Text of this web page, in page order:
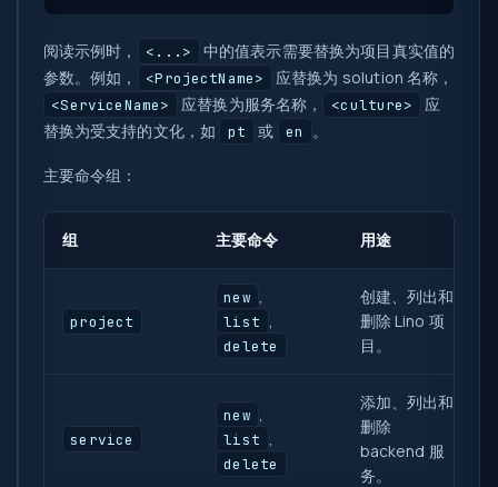
阅读示例时， <...>
中的值表示需要替换为项目真实值的
参数。例如，
<ProjectName> 应替换为 solution 名称，
<ServiceName> 应替换为服务名称， <culture>
应
替换为受支持的文化，如
pt 或 en 。
主要命令组：
组 主要命令 用途
project
new
list
delete
创建、列出和
删除 Lino 项
目。
service
new
list
delete
添加、列出和
删除
backend 服
务。